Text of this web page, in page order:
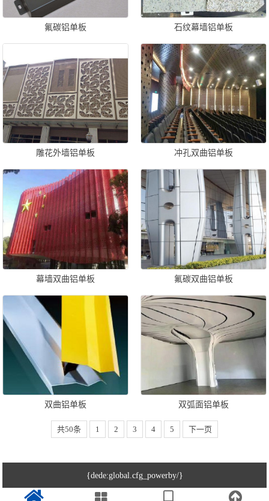
氟碳铝单板 石纹幕墙铝单板
雕花外墙铝单板 冲孔双曲铝单板
幕墙双曲铝单板 氟碳双曲铝单板
双曲铝单板 双弧面铝单板
共50条 1 2 3 4 5 下一页
{dede:global.cfg_powerby/}